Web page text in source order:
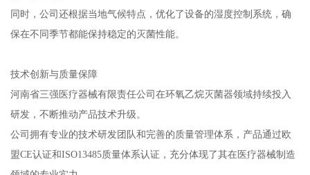
同时，公司还根据当地气候特点，优化了设备的湿度控制系统，确
保在不同季节都能保持稳定的灭菌性能。
技术创新与质量保障
河南省三强医疗器械有限责任公司在环氧乙烷灭菌器领域持续投入
研发，不断推动产品技术升级。
公司拥有专业的技术研发团队和完善的质量管理体系，产品通过欧
盟CE认证和ISO13485质量体系认证，充分体现了其在医疗器械制造